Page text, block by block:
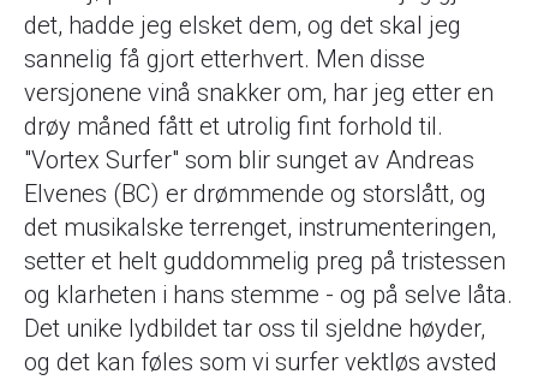
det, hadde jeg elsket dem, og det skal jeg
sannelig få gjort etterhvert. Men disse
versjonene vinå snakker om, har jeg etter en
drøy måned fått et utrolig fint forhold til.
"Vortex Surfer" som blir sunget av Andreas
Elvenes (BC) er drømmende og storslått, og
det musikalske terrenget, instrumenteringen,
setter et helt guddommelig preg på tristessen
og klarheten i hans stemme - og på selve låta.
Det unike lydbildet tar oss til sjeldne høyder,
og det kan føles som vi surfer vektløs avsted